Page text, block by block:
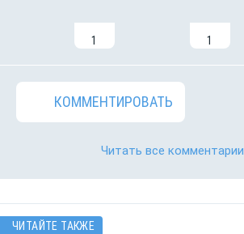
1 1
КОММЕНТИРОВАТЬ
Читать все комментарии
ЧИТАЙТЕ ТАКЖЕ